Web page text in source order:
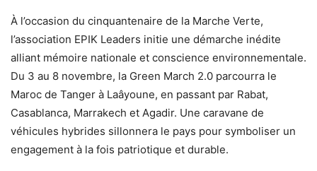
À l’occasion du cinquantenaire de la Marche Verte,
l’association EPIK Leaders initie une démarche inédite
alliant mémoire nationale et conscience environnementale.
Du 3 au 8 novembre, la Green March 2.0 parcourra le
Maroc de Tanger à Laâyoune, en passant par Rabat,
Casablanca, Marrakech et Agadir. Une caravane de
véhicules hybrides sillonnera le pays pour symboliser un
engagement à la fois patriotique et durable.